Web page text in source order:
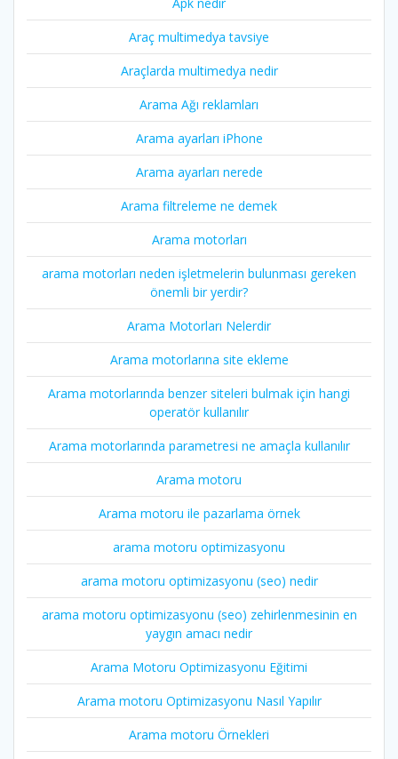
Araç multimedya tavsiye
Araçlarda multimedya nedir
Arama Ağı reklamları
Arama ayarları iPhone
Arama ayarları nerede
Arama filtreleme ne demek
Arama motorları
arama motorları neden işletmelerin bulunması gereken
önemli bir yerdir?
Arama Motorları Nelerdir
Arama motorlarına site ekleme
Arama motorlarında benzer siteleri bulmak için hangi
operatör kullanılır
Arama motorlarında parametresi ne amaçla kullanılır
Arama motoru
Arama motoru ile pazarlama örnek
arama motoru optimizasyonu
arama motoru optimizasyonu (seo) nedir
arama motoru optimizasyonu (seo) zehirlenmesinin en
yaygın amacı nedir
Arama Motoru Optimizasyonu Eğitimi
Arama motoru Optimizasyonu Nasıl Yapılır
Arama motoru Örnekleri